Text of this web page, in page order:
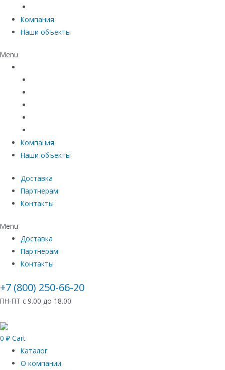
Компания
Наши объекты
Menu
Компания
Наши объекты
Доставка
Партнерам
Контакты
Menu
Доставка
Партнерам
Контакты
+7 (800) 250-66-20
ПН-ПТ с 9.00 до 18.00
0 ₽ Cart
Каталог
О компании